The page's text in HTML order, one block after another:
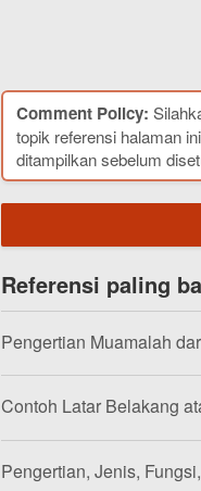
Comment Policy:
topik referensi halaman
ditampilkan sebelum
Referensi paling
Pengertian Muamalah
Contoh Latar Belakang
Pengertian, Jenis,